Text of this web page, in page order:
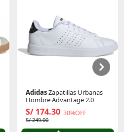
no tiene calificaciones.
y acumula Puntos.
AdidasZapatillas Urbanas
Hombre Advantage 2.0
S/ 174.30 30%OFF
S/ 249.00